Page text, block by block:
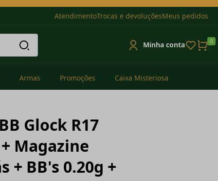
AtendimentoTrocas e devoluçõesMeus pedidos
Minha conta 0
Armas Promoções Caixa Misteriosa
Glock R17
Magazine
+ BB's 0.20g +